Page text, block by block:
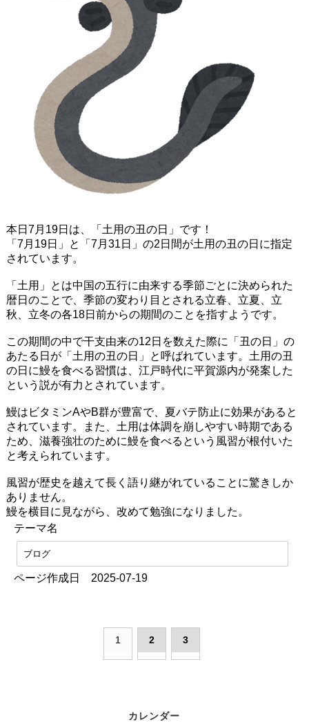
本日7月19日は、「土用の丑の日」です！
「7月19日」と「7月31日」の2日間が土用の丑の日に指定
されています。
「土用」とは中国の五行に由来する季節ごとに決められた
暦日のことで、季節の変わり目とされる立春、立夏、立
秋、立冬の各18日前からの期間のことを指すようです。
この期間の中で干支由来の12日を数えた際に「丑の日」の
あたる日が「土用の丑の日」と呼ばれています。土用の丑
の日に鰻を食べる習慣は、江戸時代に平賀源内が発案した
という説が有力とされています。
鰻はビタミンAやB群が豊富で、夏バテ防止に効果があると
されています。また、土用は体調を崩しやすい時期である
ため、滋養強壮のために鰻を食べるという風習が根付いた
と考えられています。
風習が歴史を越えて長く語り継がれていることに驚きしか
ありません。
鰻を横目に見ながら、改めて勉強になりました。
テーマ名
ブログ
ページ作成日 2025-07-19
1 2 3
カレンダー